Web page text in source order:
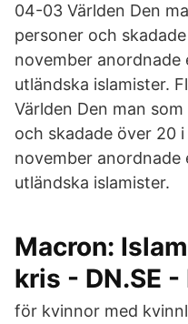
04-03 Världen Den
personer och
november anordnade
utländska islamister.
Världen Den man
och skadade över 20
november anordnade
utländska islamister.
Macron:
kris - DN.SE
för kvinnor med